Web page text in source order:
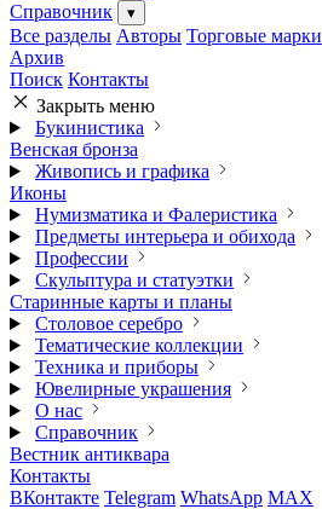
Справочник
▾
Все разделы Авторы Торговые марки
Архив
Поиск Контакты
Закрыть меню
Букинистика
Венская бронза
Живопись и графика
Иконы
Нумизматика и Фалеристика
Предметы интерьера и обихода
Профессии
Скульптура и статуэтки
Старинные карты и планы
Столовое серебро
Тематические коллекции
Техника и приборы
Ювелирные украшения
О нас
Справочник
Вестник антиквара
Контакты
ВКонтакте Telegram WhatsApp MAX